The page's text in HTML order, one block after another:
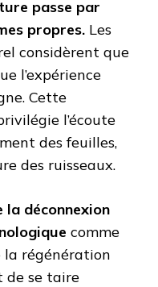
passe par
propres. Les
considèrent que
l’expérience
Cette
l’écoute
des feuilles,
des ruisseaux.
la déconnexion
comme
la régénération
de se taire